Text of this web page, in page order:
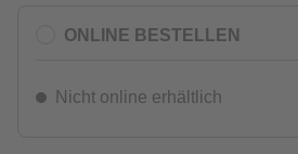
ONLINE BESTELLEN
Nicht online erhältlich